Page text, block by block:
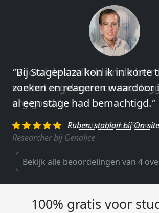
″Vooral de snelheid en de
van het regelen en contact
erg goed.″
Charlotte, Market
Researcher bij Genalice
Bekijk alle beoordelingen van 4
100% gratis voor